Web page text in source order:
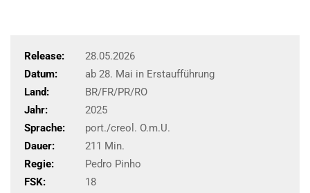
Release:
28.05.2026
Datum:
ab 28. Mai in Erstaufführung
Land:
BR/FR/PR/RO
Jahr:
2025
Sprache:
port./creol. O.m.U.
Dauer:
211 Min.
Regie:
Pedro Pinho
FSK:
18